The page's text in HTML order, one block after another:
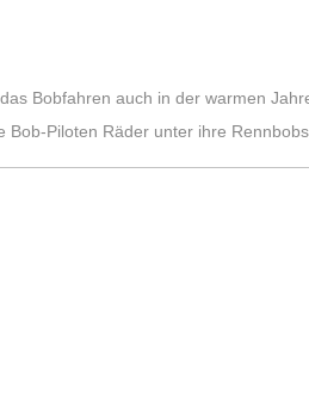
Bobfahren auch in der warmen
Piloten Räder unter ihre